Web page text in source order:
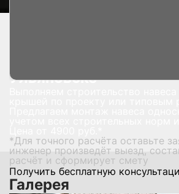
Ульяновске
*Для точного расчёта оставьте
инженер произведёт выезд,
расчёт и сформирует смету
Получить бесплатную
Галерея